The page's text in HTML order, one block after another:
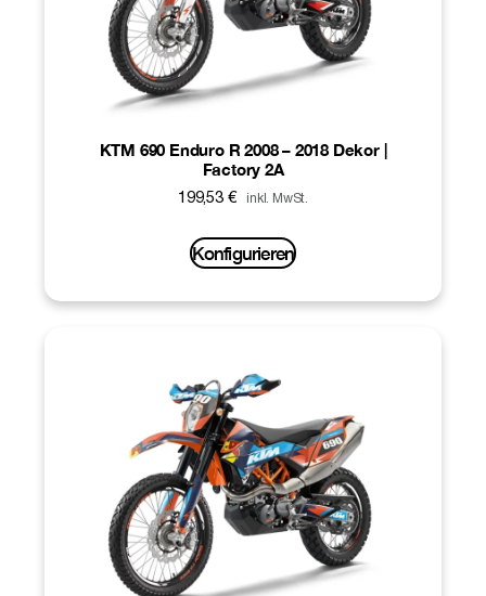
KTM 690 Enduro R 2008 – 2018 Dekor |
Factory 2A
199,53 € inkl. MwSt.
Konfigurieren